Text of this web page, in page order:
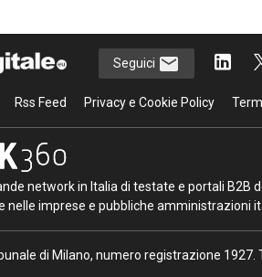
Seguici
Rss Feed Privacy e Cookie Policy
network in Italia di testate e portali B2B
nelle imprese e pubbliche amministrazioni
di Milano, numero registrazione 1927.